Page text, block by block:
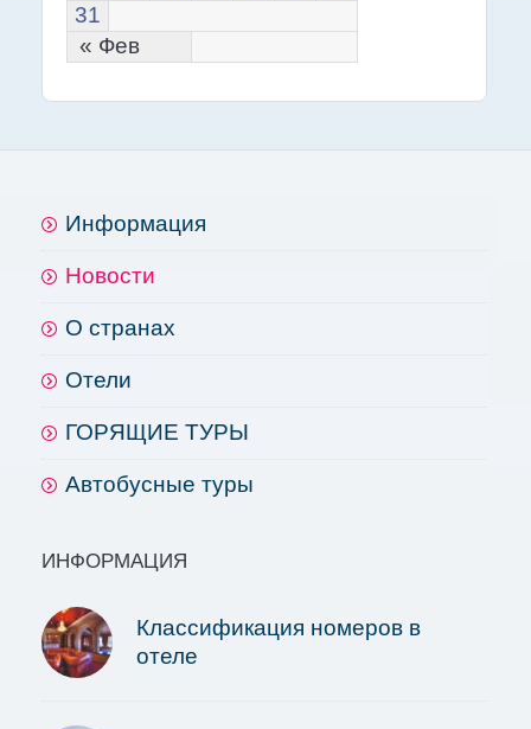
« Фев
31
Информация
Новости
О странах
Отели
ГОРЯЩИЕ ТУРЫ
Автобусные туры
ИНФОРМАЦИЯ
Классификация номеров в
отеле